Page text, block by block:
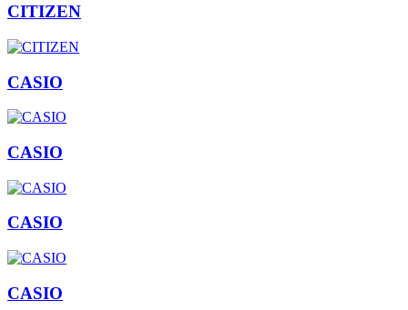
CITIZEN
CASIO
CASIO
CASIO
CASIO